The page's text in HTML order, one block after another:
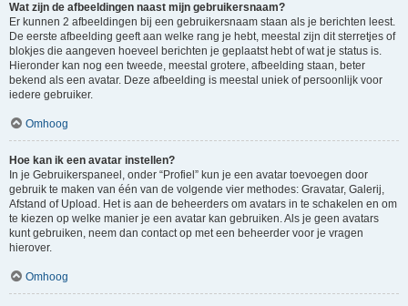
Wat zijn de afbeeldingen naast mijn gebruikersnaam?
Er kunnen 2 afbeeldingen bij een gebruikersnaam staan als je berichten leest.
De eerste afbeelding geeft aan welke rang je hebt, meestal zijn dit sterretjes of
blokjes die aangeven hoeveel berichten je geplaatst hebt of wat je status is.
Hieronder kan nog een tweede, meestal grotere, afbeelding staan, beter
bekend als een avatar. Deze afbeelding is meestal uniek of persoonlijk voor
iedere gebruiker.
Omhoog
Hoe kan ik een avatar instellen?
In je Gebruikerspaneel, onder “Profiel” kun je een avatar toevoegen door
gebruik te maken van één van de volgende vier methodes: Gravatar, Galerij,
Afstand of Upload. Het is aan de beheerders om avatars in te schakelen en om
te kiezen op welke manier je een avatar kan gebruiken. Als je geen avatars
kunt gebruiken, neem dan contact op met een beheerder voor je vragen
hierover.
Omhoog